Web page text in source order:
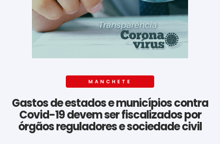
MANCHETE
Gastos de estados e municípios contra
Covid-19 devem ser fiscalizados por
órgãos reguladores e sociedade civil